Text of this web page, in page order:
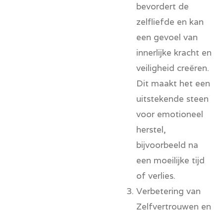
bevordert de
zelfliefde en kan
een gevoel van
innerlijke kracht en
veiligheid creëren.
Dit maakt het een
uitstekende steen
voor emotioneel
herstel,
bijvoorbeeld na
een moeilijke tijd
of verlies.
Verbetering van
Zelfvertrouwen en